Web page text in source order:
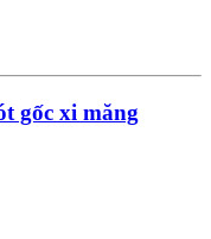
gốc xi măng